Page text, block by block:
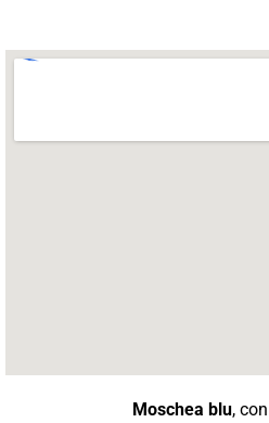
Moschea blu,